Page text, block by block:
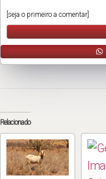
[seja o primeiro a comentar]
Relacionado